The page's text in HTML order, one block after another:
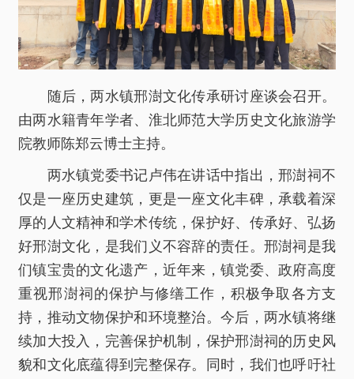
随后，两水镇邢澍文化传承研讨座谈会召开。
由两水籍青年学者、淮北师范大学历史文化旅游学
院教师陈郑云博士主持。
两水镇党委书记卢伟在讲话中指出，邢澍祠不
仅是一座历史建筑，更是一座文化丰碑，承载着深
厚的人文精神和学术传统，保护好、传承好、弘扬
好邢澍文化，是我们义不容辞的责任。邢澍祠是我
们镇宝贵的文化遗产，近年来，镇党委、政府高度
重视邢澍祠的保护与修缮工作，积极争取各方支
持，推动文物保护和环境整治。今后，两水镇将继
续加大投入，完善保护机制，保护邢澍祠的历史风
貌和文化底蕴得到完整保存。同时，我们也呼吁社